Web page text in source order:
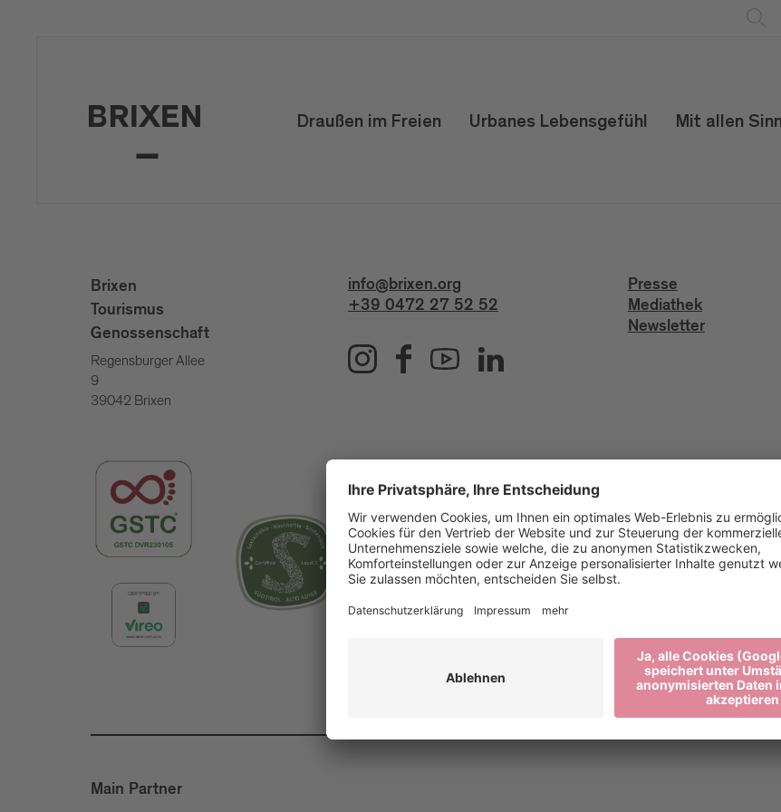
Draußen im Freien Urbanes Lebensgefühl Mit allen
Brixen
Tourismus
Genossenschaft
Regensburger Allee
9
39042 Brixen
info@brixen.org
+39 0472 27 52 52
Presse
Mediathek
Newsletter
Main Partner